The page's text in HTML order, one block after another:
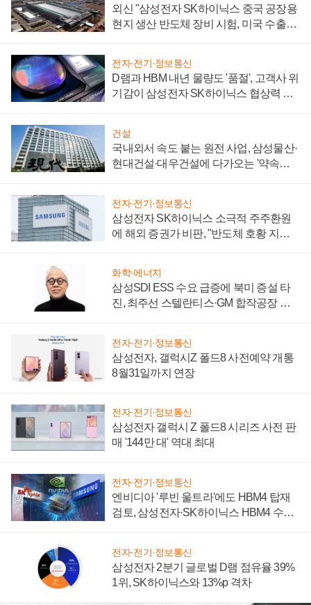
외신 "삼성전자 SK하이닉스 중국 공장용
현지 생산 반도체 장비 시험, 미국 수출통
전자·전기·정보통신
D램과 HBM 내년 물량도 '품절', 고객사 위
기감이 삼성전자 SK하이닉스 협상력 더
건설
국내외서 속도 붙는 원전 사업, 삼성물산·
현대건설·대우건설에 다가오는 '약속의
전자·전기·정보통신
삼성전자 SK하이닉스 소극적 주주환원
에 해외 증권가 비판, "반도체 호황 지속
화학·에너지
삼성SDI ESS 수요 급증에 북미 증설 타
진, 최주선 스텔란티스·GM 합작공장 건
전자·전기·정보통신
삼성전자, 갤럭시Z 폴드8 사전예약 개통
8월31일까지 연장
전자·전기·정보통신
삼성전자 갤럭시 Z 폴드8 시리즈 사전 판
매 '144만 대' 역대 최대
전자·전기·정보통신
엔비디아 '루빈 울트라'에도 HBM4 탑재
검토, 삼성전자·SK하이닉스 HBM4 수율
전자·전기·정보통신
삼성전자 2분기 글로벌 D램 점유율 39%
1위, SK하이닉스와 13%p 격차